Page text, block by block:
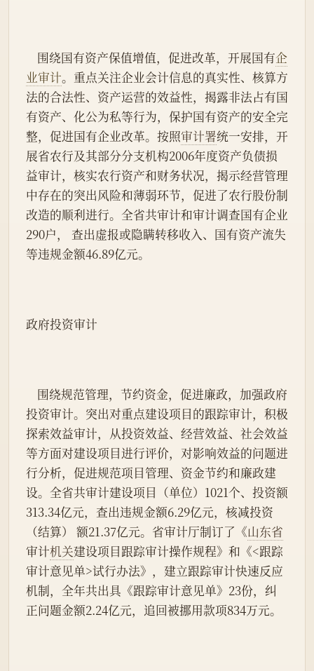
    围绕国有资产保值增值，促进改革，开展国有
企
业审计。重点关注企业会计信息的真实性、核算方
法的合法性、资产运营的效益性，揭露非法占有国
有资产、化公为私等行为，保护国有资产的安全完
整，促进国有企业改革。按照审计署统一安排，开
展省农行及其部分分支机构2006年度资产负债损
益审计，核实农行资产和财务状况，揭示经营管理
中存在的突出风险和薄弱环节，促进了农行股份制
改造的顺利进行。全省共审计和审计调查国有企业
290户， 查出虚报或隐瞒转移收入、国有资产流失
等违规金额46.89亿元。
政府投资审计
投资审计。突出对重点建设项目的跟踪审计，积极
探索效益审计，从投资效益、经营效益、社会效益
等方面对建设项目进行评价，对影响效益的问题进
行分析，促进规范项目管理、资金节约和廉政建
设。全省共审计建设项目（单位）1021个、投资额
313.34亿元，查出违规金额6.29亿元，核减投资
（结算） 额21.37亿元。省审计厅制订了《山东省
审计机关建设项目跟踪审计操作规程》和《<跟踪
审计意见单>试行办法》，建立跟踪审计快速反应
机制，全年共出具《跟踪审计意见单》23份，纠
正问题金额2.24亿元，追回被挪用款项834万元。